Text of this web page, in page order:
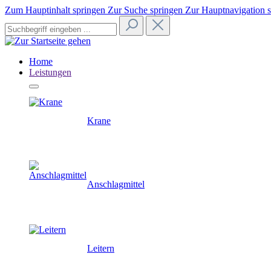
Zum Hauptinhalt springen Zur Suche springen Zur Hauptnavigation
Home
Leistungen
Krane
Anschlagmittel
Leitern